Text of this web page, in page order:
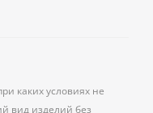
каких условиях не
вид изделий без